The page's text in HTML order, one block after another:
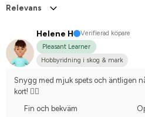
Relevans
Helene H
Verifierad köpare
Pleasant Learner
Hobbyridning i skog & mark
Snygg med mjuk spets och äntligen
kort! 👍🏼
Fin och bekväm